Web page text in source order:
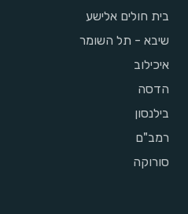
בית חולים אלישע
שיבא - תל השומר
איכילוב
הדסה
בילנסון
רמב"ם
סורוקה